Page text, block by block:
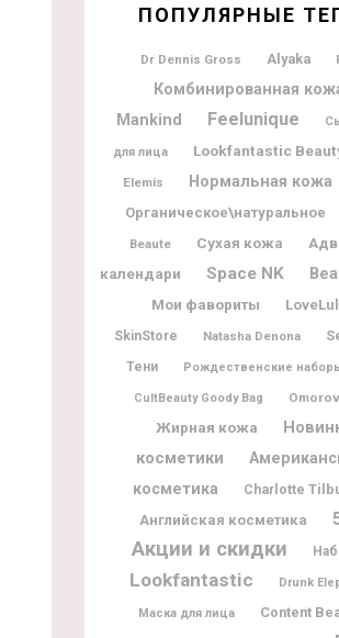
ПОПУЛЯРНЫЕ
Dr Dennis Gross Alyaka
Комбинированная
Mankind Feelunique
для лица Lookfantastic
Elemis Нормальная кожа
Органическое\натуральное
Beaute
Сухая кожа
календари
Space NK
Мои фавориты
SkinStore Natasha Denona
Тени Рождественские
CultBeauty Goody Bag
Жирная кожа
косметики
косметика
Charlotte
Английская косметика
Акции и скидки
Lookfantastic Drunk
Маска для лица Content